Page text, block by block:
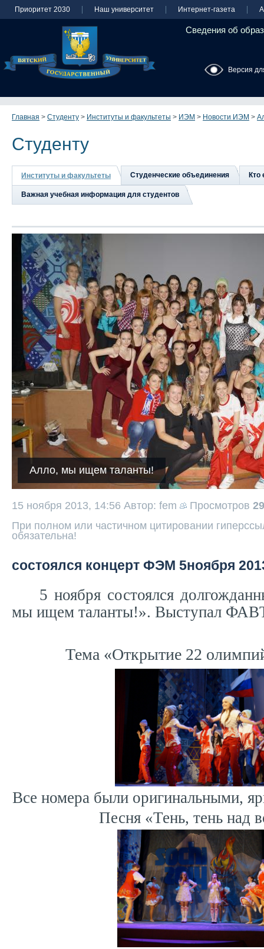
Приоритет 2030 Наш университет Интернет-газета
Сведения об
Версия
Главная > Студенту > Институты и факультеты > ИЭМ > Новости ИЭМ >
Студенту
Институты и факультеты Студенческие объединения Кто
Важная учебная информация для студентов
Алло, мы ищем таланты!
15 ноября 2013, 14:56 Автор: fem Просмотров
При полном или частичном цитировании
обязательна!
состоялся концерт ФЭМ 5ноября
5 ноября состоялся
мы ищем таланты!». Выступал
Тема «Открытие 22
Все номера были оригинальными,
Песня «Тень, тень над